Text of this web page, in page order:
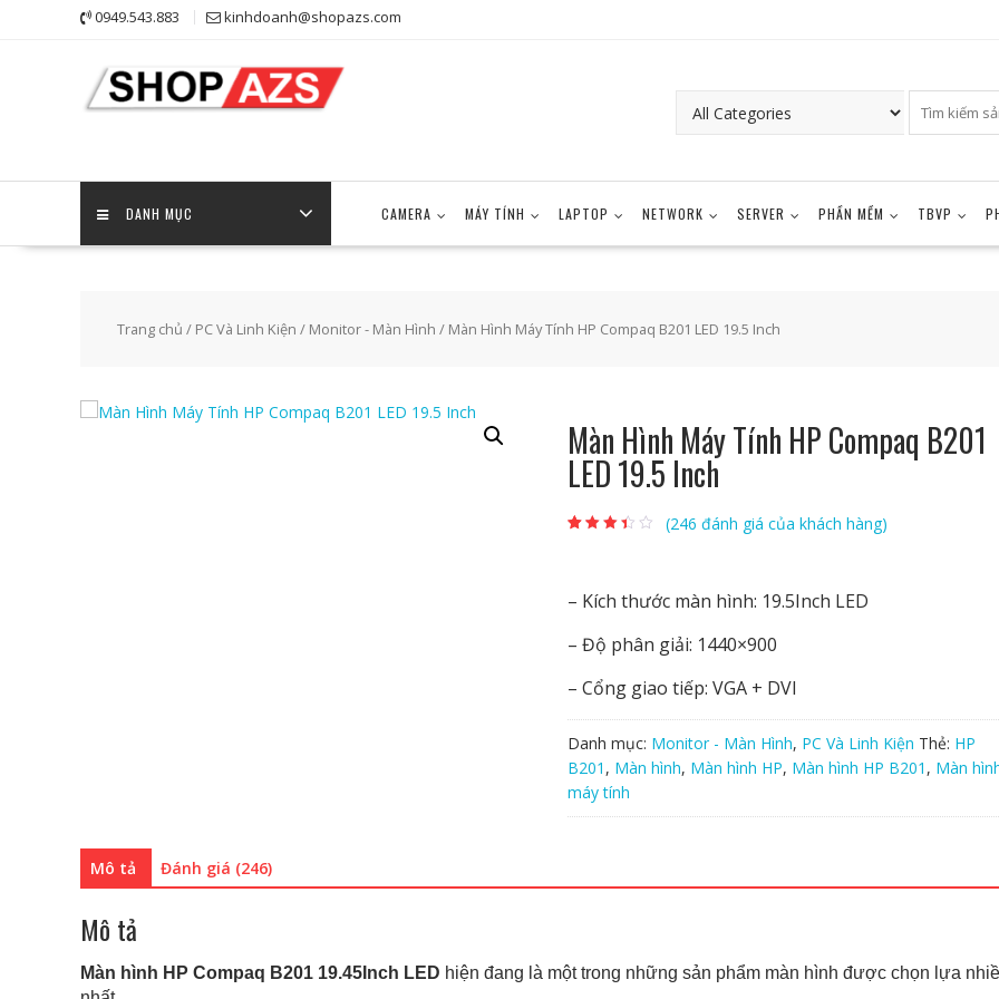
0949.543.883 kinhdoanh@shopazs.com
DANH MỤC CAMERA MÁY TÍNH LAPTOP NETWORK SERVER PHẦN MỀM TBVP
Trang chủ / PC Và Linh Kiện / Monitor - Màn Hình / Màn Hình Máy Tính HP Compaq B201 LED 19.5 Inch
Màn Hình Máy Tính HP Compaq B201
LED 19.5 Inch
(246 đánh giá của khách hàng)
– Kích thước màn hình: 19.5Inch LED
– Độ phân giải: 1440×900
– Cổng giao tiếp: VGA + DVI
Danh mục: Monitor - Màn Hình, PC Và Linh Kiện Thẻ: HP
B201 , Màn hình, Màn hình HP, Màn hình HP B201 , Màn
máy tính
Mô tả Đánh giá (246)
Mô tả
Màn hình HP Compaq B201 19.45Inch LED hiện đang là một trong những sản phẩm màn hình được chọn lựa